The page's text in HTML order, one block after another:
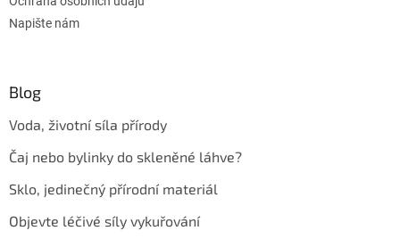
Napište nám
Blog
Voda, životní síla přírody
Čaj nebo bylinky do skleněné láhve?
Sklo, jedinečný přírodní materiál
Objevte léčivé síly vykuřování